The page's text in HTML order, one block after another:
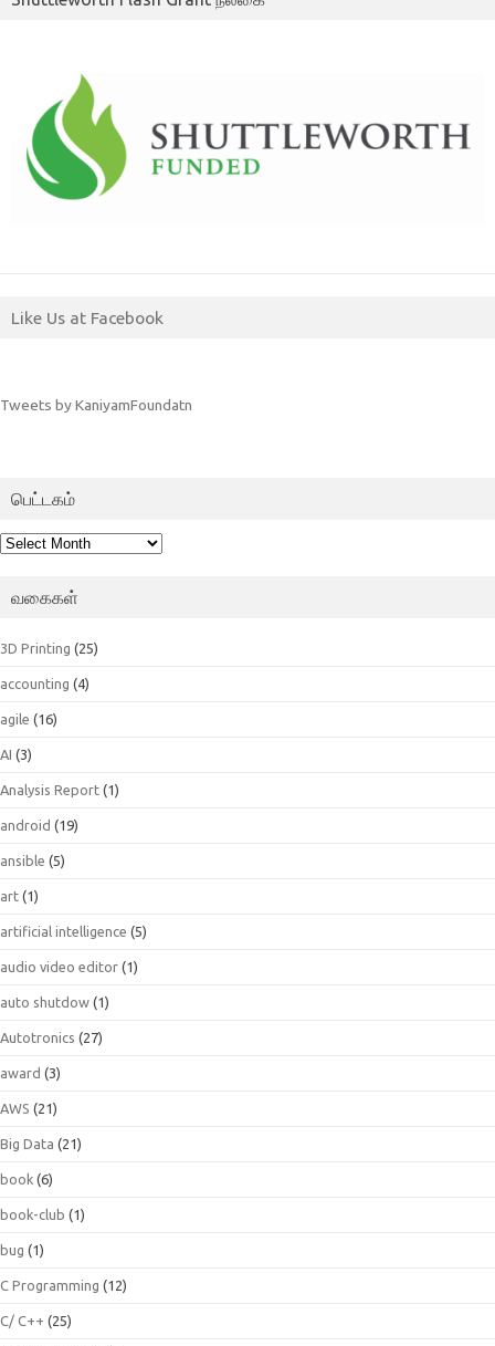
Like Us at Facebook
Tweets by KaniyamFoundatn
பெட்டகம்
பெட்டகம்
வகைகள்
3D Printing (25)
accounting (4)
agile (16)
AI (3)
Analysis Report (1)
android (19)
ansible (5)
art (1)
artificial intelligence (5)
audio video editor (1)
auto shutdow (1)
Autotronics (27)
award (3)
AWS (21)
Big Data (21)
book (6)
book-club (1)
bug (1)
C Programming (12)
C/ C++ (25)